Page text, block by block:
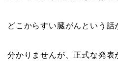
どこからすい臓がんという話
分かりませんが、正式な発表